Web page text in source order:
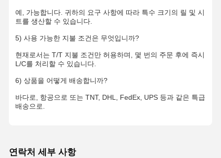
예, 가능합니다. 귀하의 요구 사항에 따라 특수 크기의 릴 및 시
트를 생산할 수 있습니다.
5) 사용 가능한 지불 조건은 무엇입니까?
현재로서는 T/T 지불 조건만 허용하며, 몇 번의 주문 후에 즉시
L/C를 처리할 수 있습니다.
6) 상품을 어떻게 배송합니까?
바다로, 항공으로 또는 TNT, DHL, FedEx, UPS 등과 같은 특급
배송으로.
연락처 세부 사항